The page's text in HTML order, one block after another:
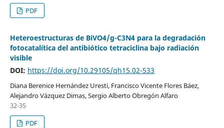
PDF
Heteroestructuras de BiVO4/g-C3N4 para la degradación
fotocatalítica del antibiótico tetraciclina bajo radiación
visible
DOI: https://doi.org/10.29105/qh15.02-533
Diana Berenice Hernández Uresti, Francisco Vicente Flores Báez,
Alejandro Vázquez Dimas, Sergio Alberto Obregón Alfaro
32-35
PDF